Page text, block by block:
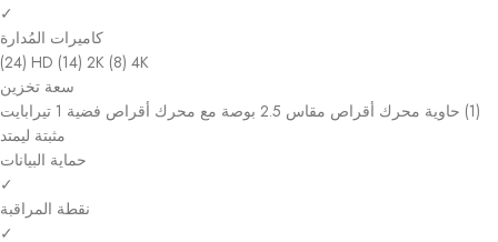
✓
كاميرات المُدارة
(24) HD (14) 2K (8) 4K
سعة تخزين
(1) حاوية محرك أقراص مقاس 2.5 بوصة مع محرك أقراص فضية 1 تيرابايت
مثبتة ليمتد
حماية البيانات
✓
نقطة المراقبة
✓